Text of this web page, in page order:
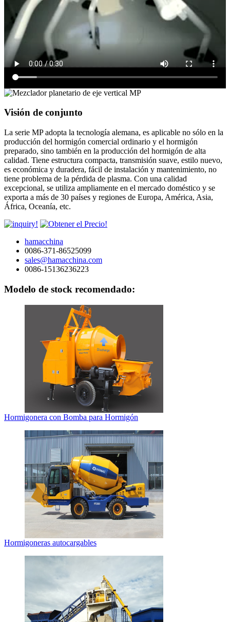
Visión de conjunto
La serie MP adopta la tecnología alemana, es aplicable no sólo en la
producción del hormigón comercial ordinario y el hormigón
preparado, sino también en la producción del hormigón de alta
calidad. Tiene estructura compacta, transmisión suave, estilo nuevo,
es económica y duradera, fácil de instalación y mantenimiento, no
tiene problema de la pérdida de plasma. Con una calidad
excepcional, se utiliza ampliamente en el mercado doméstico y se
exporta a más de 30 países y regiones de Europa, América, Asia,
África, Oceanía, etc.
hamacchina
0086-371-86525099
sales@hamacchina.com
0086-15136236223
Modelo de stock recomendado:
Hormigonera con Bomba para Hormigón
Hormigoneras autocargables